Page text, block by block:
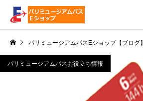
パリミュージアムパスEショップ【ブログ】
パリミュージアムパスお役立ち情報